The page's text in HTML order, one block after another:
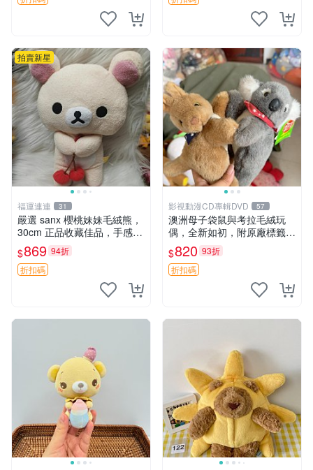
製工藝搖鈴熊，可當作童
拍賣新星
福運連連 31
嚴選 sanx 櫻桃妹妹毛絨熊，
30cm 正品收藏佳品，手感極
軟，適合贈送與收藏 櫻桃妹
妹、sanx、毛絨熊
$869 94折
折扣碼
影視動漫CD專輯DVD 57
澳洲母子袋鼠與考拉毛絨玩
偶，全新如初，附原廠標籤，
手感極軟，適合贈送親朋好
友。袋鼠與考拉正版，精緻尺
寸，適合作為收藏或家飾擺
設，增添暖意。 母子、袋
$820 93折
折扣碼